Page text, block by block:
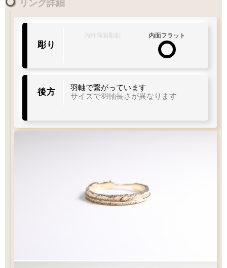
Q&A リングサイズガイド
15号
リング詳細
彫り
内外両面彫刻 内面フラット
後方
羽軸で繋がっています
サイズで羽軸長さが異なります